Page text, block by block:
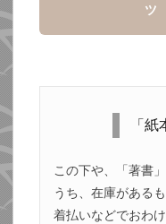
「
この下や、「著書
うち、在庫がある
着払いなどでおわ